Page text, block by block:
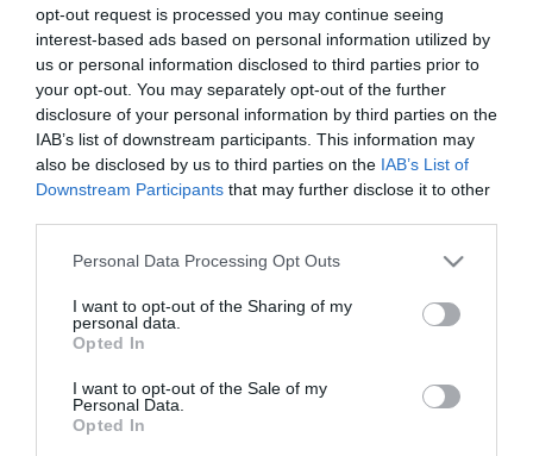
opt-out request is processed you may continue seeing
interest-based ads based on personal information utilized by
us or personal information disclosed to third parties prior to
your opt-out. You may separately opt-out of the further
disclosure of your personal information by third parties on the
IAB’s list of downstream participants. This information may
also be disclosed by us to third parties on the IAB’s List of
Downstream Participants that may further disclose it to other
Please note that this website/app uses one or more Google
not limited to your visit or usage behaviour. You may click to
grant or deny consent to Google and its third-party tags to
use your data for below specified purposes in below Google
consent section.
Personal Data Processing Opt Outs
I want to opt-out of the Sharing of my
personal data.
Opted In
I want to opt-out of the Sale of my
Personal Data.
Opted In
Családi büszkeség menete néven egésznapos programmal
válaszol a Budapest Pride-ra a Mi Hazánk Mozgalom - jelentette
be pénteki budapesti sajtótájékoztatóján Toroczkai László, az
ellenzéki párt elnöke, frakcióvezetője.
A politikus közölte: a Pride után egy héttel tartják a családi
programokat kínáló eseményüket, amellyel pozitív választ
kívánnak adni "a világ immáron legerősebb lobbijává vált LMBTQ-
lobbi" rendezvényére.
vezetésének is azt javasolják, hogy saját országaikban hasonló
alapuló családok, a gyermekvállalás, a gyermekek és a
keresztények védelmének fontossága mellett, mondván, ezek az
értékek azok, amelyekre a leginkább büszkéknek kell lennünk.
Toroczkai László elmondta: nemcsak minden idők legnagyobb
Pride-jára számítanak Szent László király napján, hanem arra is,